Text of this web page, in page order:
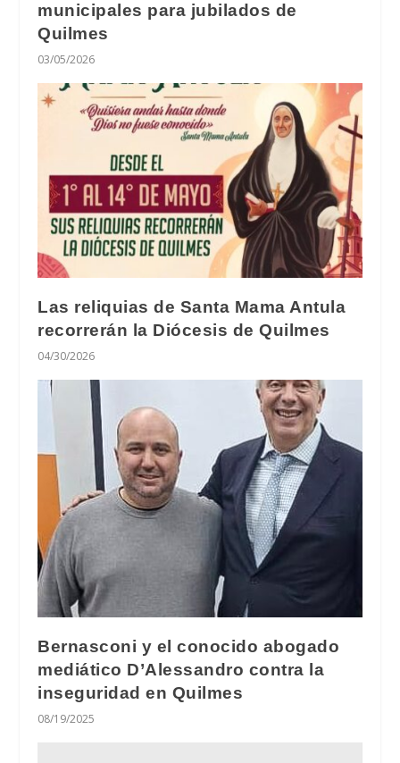
municipales para jubilados de
Quilmes
03/05/2026
Las reliquias de Santa Mama Antula
recorrerán la Diócesis de Quilmes
04/30/2026
Bernasconi y el conocido abogado
mediático D’Alessandro contra la
inseguridad en Quilmes
08/19/2025